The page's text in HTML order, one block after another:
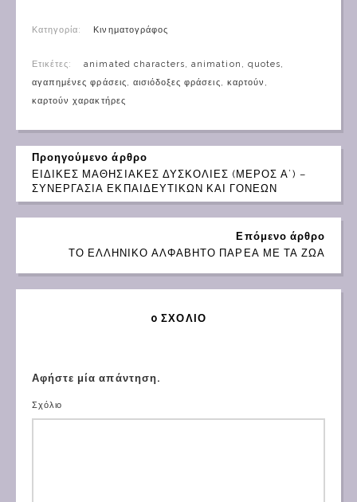
Κατηγορία: Κινηματογράφος
Ετικέτες: animated characters,animation , quotes,
αγαπημένες φράσεις, αισιόδοξες φράσεις, καρτούν ,
καρτούν χαρακτήρες
Προηγούμενο άρθρο
ΕΙΔΙΚΕΣ ΜΑΘΗΣΙΑΚΕΣ ΔΥΣΚΟΛΙΕΣ (ΜΕΡΟΣ Α’) –
ΣΥΝΕΡΓΑΣΙΑ ΕΚΠΑΙΔΕΥΤΙΚΩΝ ΚΑΙ ΓΟΝΕΩΝ
Επόμενο άρθρο
ΤΟ ΕΛΛΗΝΙΚΟ ΑΛΦΑΒΗΤΟ ΠΑΡΕΑ ΜΕ ΤΑ ΖΩΑ
0 ΣΧΌΛΙΟ
Αφήστε μία απάντηση.
Σχόλιο